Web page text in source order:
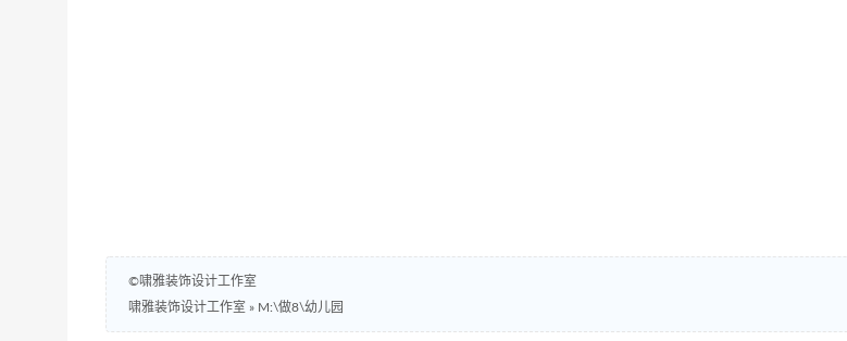
©啸雅装饰设计工作室
啸雅装饰设计工作室 » M:\做8\幼儿园